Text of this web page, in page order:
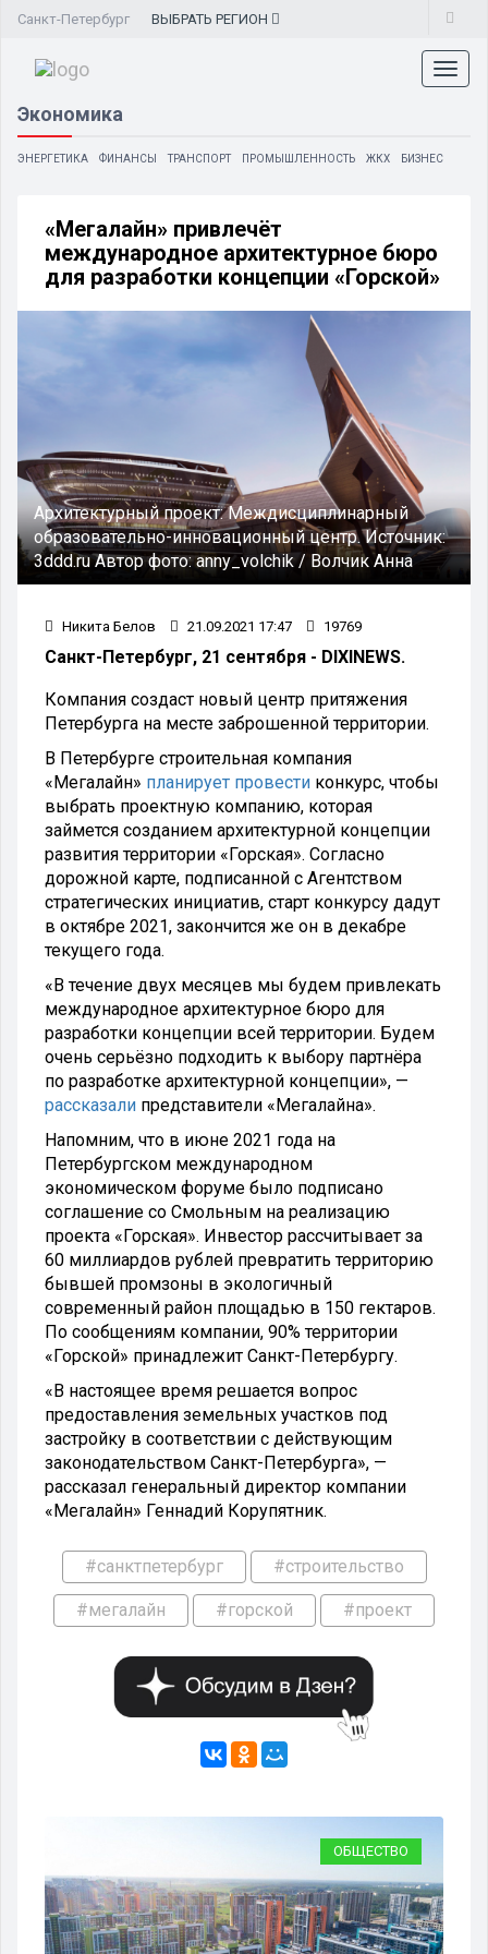
Санкт-Петербург ВЫБРАТЬ РЕГИОН
Экономика
ЭНЕРГЕТИКА ФИНАНСЫ ТРАНСПОРТ ПРОМЫШЛЕННОСТЬ ЖКХ БИЗНЕС
«Мегалайн» привлечёт
международное архитектурное бюро
для разработки концепции «Горской»
Архитектурный проект: Междисциплинарный
образовательно-инновационный центр.Источник:
3ddd.ruАвтор фото:anny_volchik / Волчик Анна
Никита Белов 21.09.2021 17:47 19769
Санкт-Петербург, 21 сентября - DIXINEWS.
Компания создаст новый центр притяжения
Петербурга на месте заброшенной территории.
В Петербурге строительная компания
«Мегалайн» планирует провести конкурс, чтобы
выбрать проектную компанию, которая
займется созданием архитектурной концепции
развития территории «Горская». Согласно
дорожной карте, подписанной с Агентством
стратегических инициатив, старт конкурсу дадут
в октябре 2021, закончится же он в декабре
текущего года.
«В течение двух месяцев мы будем привлекать
международное архитектурное бюро для
разработки концепции всей территории. Будем
очень серьёзно подходить к выбору партнёра
по разработке архитектурной концепции», —
рассказали представители «Мегалайна».
Напомним, что в июне 2021 года на
Петербургском международном
экономическом форуме было подписано
соглашение со Смольным на реализацию
проекта «Горская». Инвестор рассчитывает за
60 миллиардов рублей превратить территорию
бывшей промзоны в экологичный
современный район площадью в 150 гектаров.
По сообщениям компании, 90% территории
«Горской» принадлежит Санкт-Петербургу.
«В настоящее время решается вопрос
предоставления земельных участков под
застройку в соответствии с действующим
законодательством Санкт-Петербурга», —
рассказал генеральный директор компании
«Мегалайн» Геннадий Корупятник.
#санктпетербург #строительство
#мегалайн #горской #проект
ОБЩЕСТВО